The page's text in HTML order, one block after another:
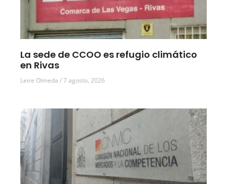
La sede de CCOO es refugio climático
en Rivas
Leire Olmeda 7 agosto, 2026